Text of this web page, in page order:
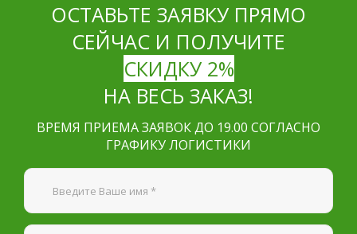
Я согласен наобработку персональных данных
ОСТАВЬТЕ ЗАЯВКУ ПРЯМО
СЕЙЧАС И ПОЛУЧИТЕ
СКИДКУ 2%
НА ВЕСЬ ЗАКАЗ!
ВРЕМЯ ПРИЕМА ЗАЯВОК ДО 19.00 СОГЛАСНО
ГРАФИКУ ЛОГИСТИКИ